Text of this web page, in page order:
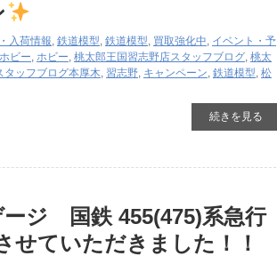
入荷情報, 鉄道模型, 鉄道模型, 買取強化中, イベント・予
ホビー, ホビー, 桃太郎王国習志野店スタッフブログ, 桃太
タッフブログ本厚木, 習志野, キャンペーン, 鉄道模型, 松
続きを見る
ジ 国鉄 455(475)系急行
せていただきました！！